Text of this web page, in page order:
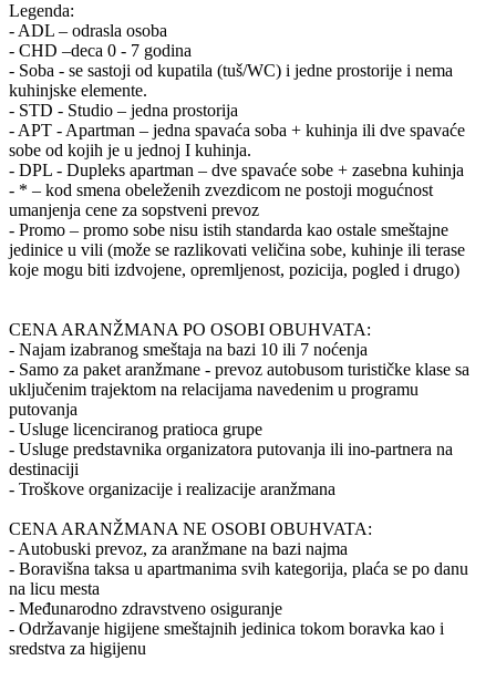
Legenda:
- ADL – odrasla osoba
- CHD –deca 0 - 7 godina
- Soba - se sastoji od kupatila (tuš/WC) i jedne prostorije i nema
kuhinjske elemente.
- STD - Studio – jedna prostorija
- APT - Apartman – jedna spavaća soba + kuhinja ili dve spavaće
sobe od kojih je u jednoj I kuhinja.
- DPL - Dupleks apartman – dve spavaće sobe + zasebna kuhinja
- * – kod smena obeleženih zvezdicom ne postoji mogućnost
umanjenja cene za sopstveni prevoz
- Promo – promo sobe nisu istih standarda kao ostale smeštajne
jedinice u vili (može se razlikovati veličina sobe, kuhinje ili terase
koje mogu biti izdvojene, opremljenost, pozicija, pogled i drugo)
CENA ARANŽMANA PO OSOBI OBUHVATA:
- Najam izabranog smeštaja na bazi 10 ili 7 noćenja
- Samo za paket aranžmane - prevoz autobusom turističke klase sa
uključenim trajektom na relacijama navedenim u programu
putovanja
- Usluge licenciranog pratioca grupe
- Usluge predstavnika organizatora putovanja ili ino-partnera na
destinaciji
- Troškove organizacije i realizacije aranžmana
CENA ARANŽMANA NE OSOBI OBUHVATA:
- Autobuski prevoz, za aranžmane na bazi najma
- Boravišna taksa u apartmanima svih kategorija, plaća se po danu
na licu mesta
- Međunarodno zdravstveno osiguranje
- Održavanje higijene smeštajnih jedinica tokom boravka kao i
sredstva za higijenu